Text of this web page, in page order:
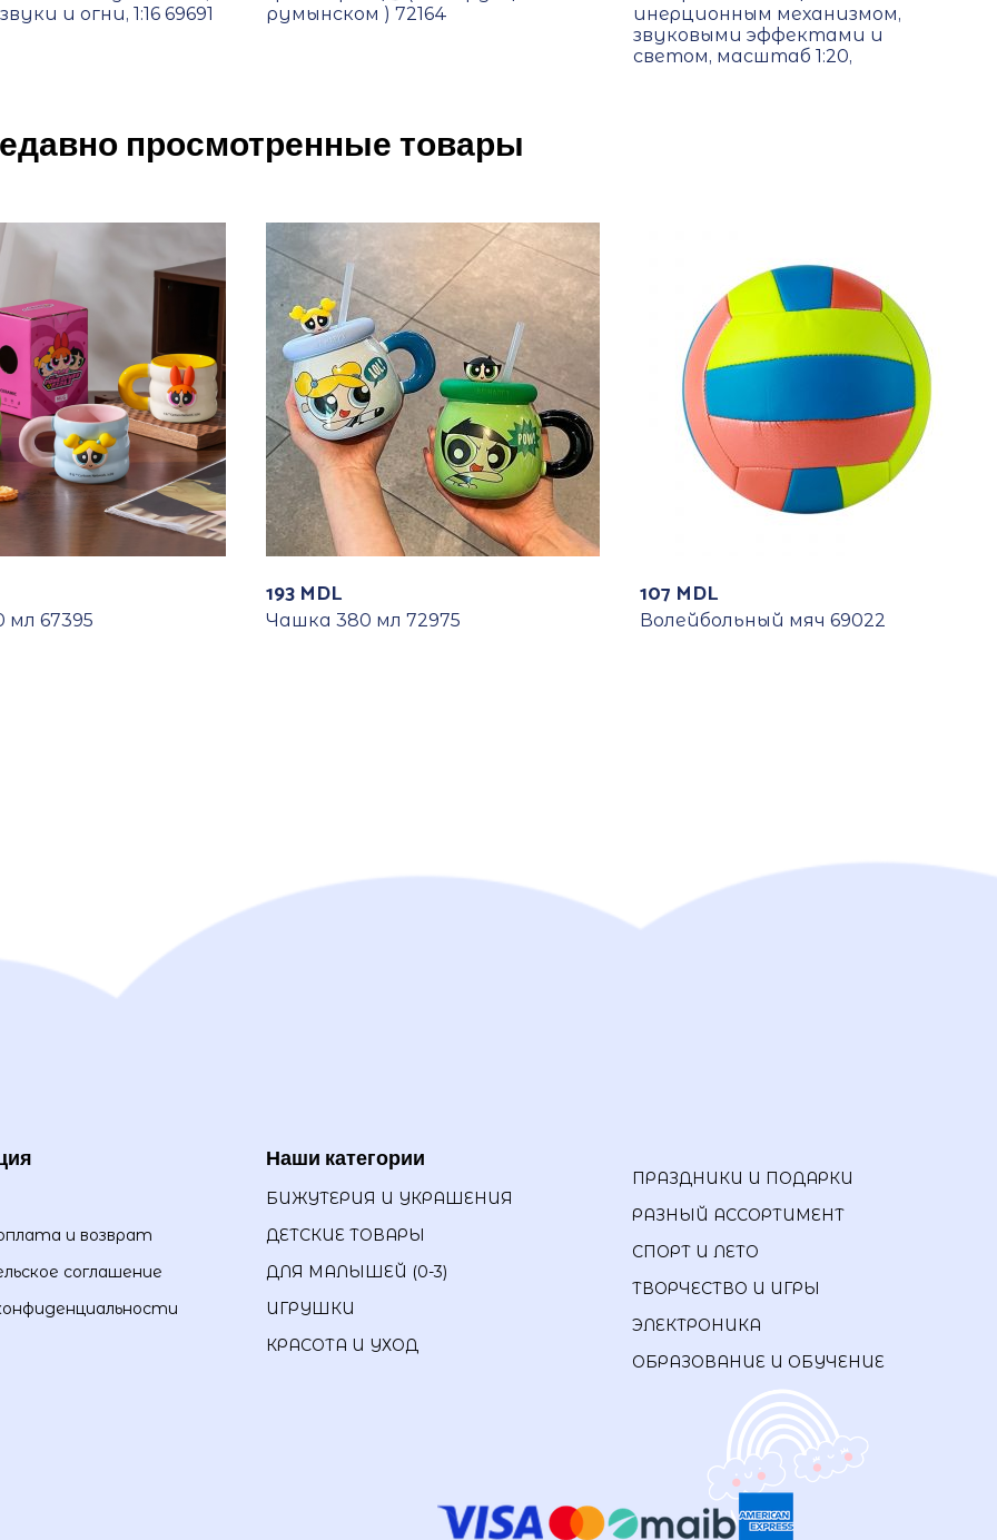
и огни, 1:16 69691
румынском ) 72164
инерционным механизмом,
звуковыми эффектами и
светом, масштаб 1:20,
просмотренные товары
мл 67395
193 MDL
Чашка 380 мл 72975
107 MDL
Волейбольный мяч 69022
и возврат
соглашение
Наши категории
БИЖУТЕРИЯ И УКРАШЕНИЯ
ДЕТСКИЕ ТОВАРЫ
ДЛЯ МАЛЫШЕЙ (0-3)
ИГРУШКИ
КРАСОТА И УХОД
ПРАЗДНИКИ И ПОДАРКИ
РАЗНЫЙ АССОРТИМЕНТ
СПОРТ И ЛЕТО
ТВОРЧЕСТВО И ИГРЫ
ЭЛЕКТРОНИКА
ОБРАЗОВАНИЕ И ОБУЧЕНИЕ